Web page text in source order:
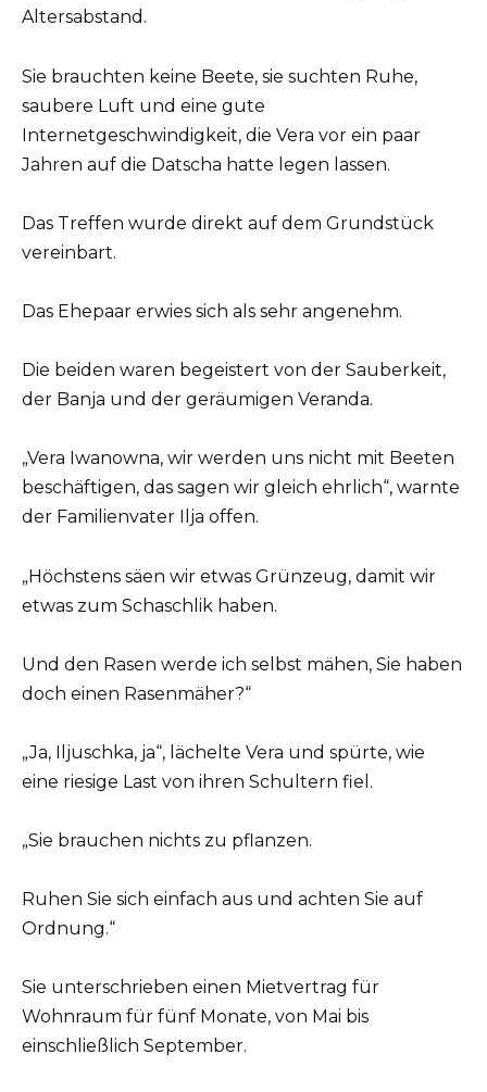
Altersabstand.
Sie brauchten keine Beete, sie suchten Ruhe,
saubere Luft und eine gute
Internetgeschwindigkeit, die Vera vor ein paar
Jahren auf die Datscha hatte legen lassen.
Das Treffen wurde direkt auf dem Grundstück
vereinbart.
Das Ehepaar erwies sich als sehr angenehm.
Die beiden waren begeistert von der Sauberkeit,
der Banja und der geräumigen Veranda.
„Vera Iwanowna, wir werden uns nicht mit Beeten
beschäftigen, das sagen wir gleich ehrlich“, warnte
der Familienvater Ilja offen.
„Höchstens säen wir etwas Grünzeug, damit wir
etwas zum Schaschlik haben.
Und den Rasen werde ich selbst mähen, Sie haben
doch einen Rasenmäher?“
„Ja, Iljuschka, ja“, lächelte Vera und spürte, wie
eine riesige Last von ihren Schultern fiel.
„Sie brauchen nichts zu pflanzen.
Ruhen Sie sich einfach aus und achten Sie auf
Ordnung.“
Sie unterschrieben einen Mietvertrag für
Wohnraum für fünf Monate, von Mai bis
einschließlich September.